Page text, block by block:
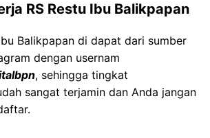
RS Restu Ibu Balikpapan
Balikpapan di dapat dari sumber
dengan usernam
, sehingga tingkat
sangat terjamin dan Anda jangan